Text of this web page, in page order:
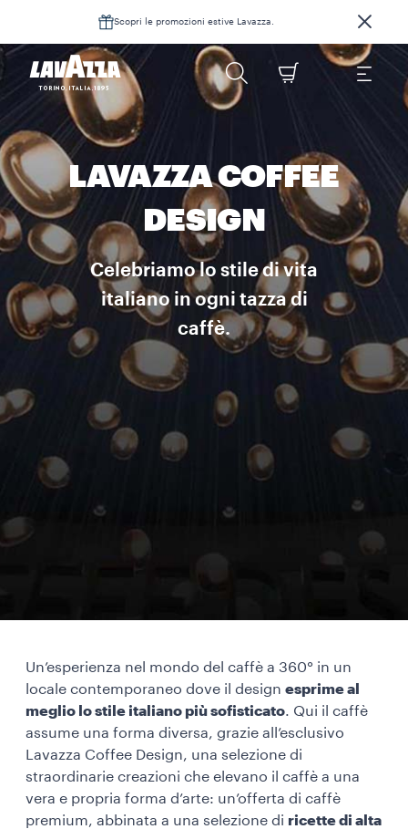
Scopri le promozioni estive Lavazza.
LAVAZZA COFFEE
DESIGN
Celebriamo lo stile di vita
italiano in ogni tazza di
caffè.
Un’esperienza nel mondo del caffè a 360° in un
locale contemporaneo dove il design esprime al
meglio lo stile italiano più sofisticato. Qui il caffè
assume una forma diversa, grazie all’esclusivo
Lavazza Coffee Design, una selezione di
straordinarie creazioni che elevano il caffè a una
vera e propria forma d’arte: un’offerta di caffè
premium, abbinata a una selezione di ricette di alta